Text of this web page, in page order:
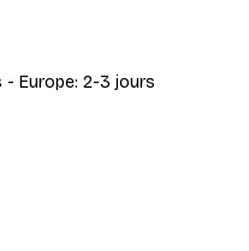
- Europe: 2-3 jours